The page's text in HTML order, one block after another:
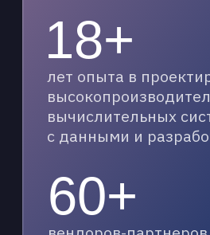
Разработка ИИ-инфраструктуры
центра по цифровизации
промышленности
ДЛЯ ФГАУ «ЦИТ»
в номинации «Лучшее
Финалист премии ЦИПР